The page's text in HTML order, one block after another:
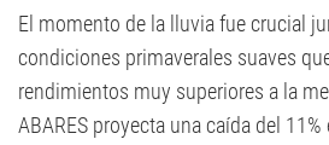
El momento de la lluvia fue crucial
condiciones primaverales suaves
rendimientos muy superiores a la
ABARES proyecta una caída del